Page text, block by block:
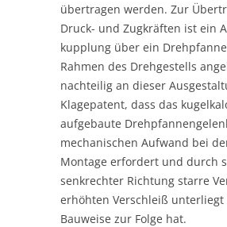
übertragen werden. Zur
Druck- und Zugkräften ist ein
kupplung über ein
Rahmen des Drehgestells
nachteilig an dieser
Klagepatent, dass das
aufgebaute
mechanischen Aufwand bei
Montage erfordert und durch
senkrechter Richtung starre
erhöhten Verschleiß
Bauweise zur Folge hat.